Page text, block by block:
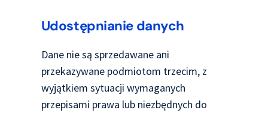
Udostępnianie danych
Dane nie są sprzedawane ani
przekazywane podmiotom trzecim, z
wyjątkiem sytuacji wymaganych
przepisami prawa lub niezbędnych do